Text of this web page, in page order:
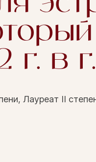
г. в
Лауреат II